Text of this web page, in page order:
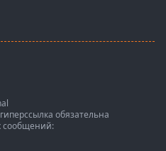
обязательна
сообщений: